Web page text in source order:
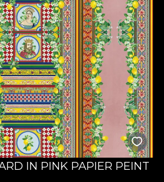
IN PINK PAPIER PEINT